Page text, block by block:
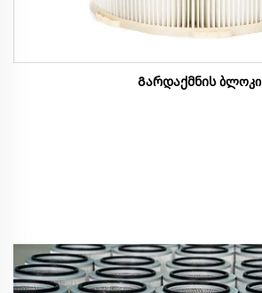
Გარდაქმნის ბლოკი